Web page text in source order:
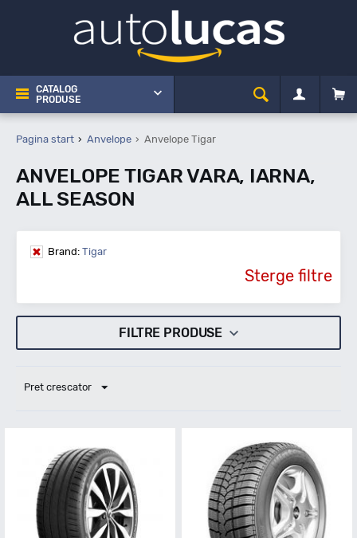
CATALOG
PRODUSE
Pagina start Anvelope Anvelope Tigar
ANVELOPE TIGAR VARA, IARNA,
ALL SEASON
Brand: Tigar
Sterge filtre
FILTRE PRODUSE
Pret crescator